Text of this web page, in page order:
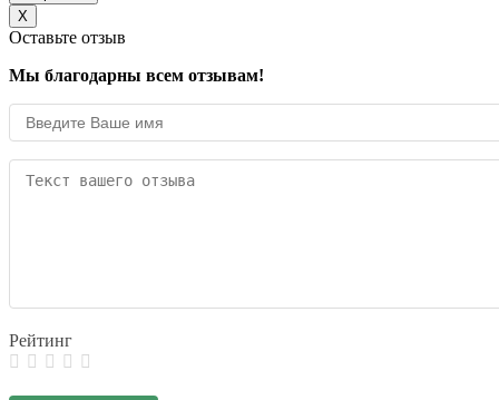
X
Оставьте отзыв
Мы благодарны всем отзывам!
Рейтинг